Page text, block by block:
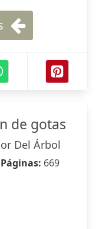
de gotas
Del Árbol
669